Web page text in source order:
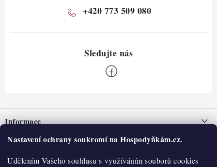
Nastavení ochrany soukromí na Hospodyňkám.cz.
Udělením Vašeho souhlasu s využíváním souborů cookies
+420 773 509 080
pInformace
Nepřevzetí zásilky na dobírku
Obchodní podmínky
O nás
Historie